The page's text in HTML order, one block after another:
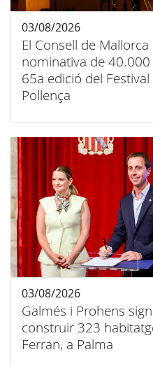
El Consell de
nominativa de
65a edició del
Pollença
03/08/2026
Galmés i Prohens
construir 323
Ferran, a Palma
03/08/2026